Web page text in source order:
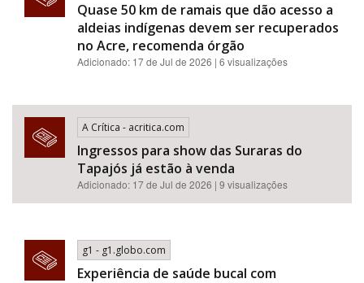
Quase 50 km de ramais que dão acesso a
aldeias indígenas devem ser recuperados
no Acre, recomenda órgão
Adicionado: 17 de Jul de 2026 | 6 visualizações
A Crítica - acritica.com
Ingressos para show das Suraras do
Tapajós já estão à venda
Adicionado: 17 de Jul de 2026 | 9 visualizações
g1 - g1.globo.com
Experiência de saúde bucal com